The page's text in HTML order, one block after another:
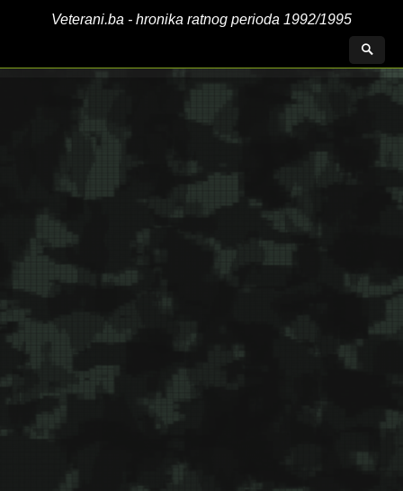
Veterani.ba - hronika ratnog perioda 1992/1995